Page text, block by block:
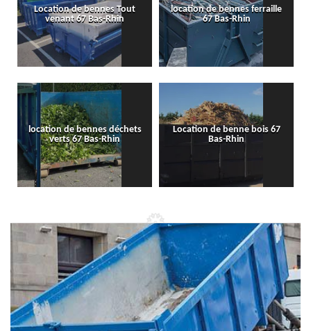
Location de bennes Tout
venant 67 Bas-Rhin
location de bennes ferraille
67 Bas-Rhin
location de bennes déchets
verts 67 Bas-Rhin
Location de benne bois 67
Bas-Rhin